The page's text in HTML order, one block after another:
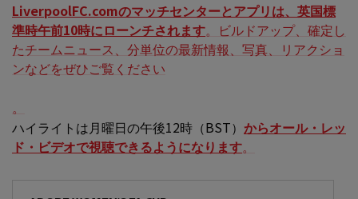
LiverpoolFC.comのマッチセンターとアプリは、英国標
準時午前10時にローンチされます。ビルドアップ、確定し
たチームニュース、分単位の最新情報、写真、リアクショ
ンなどをぜひご覧ください
。
ハイライトは月曜日の午後12時（BST） からオール・レッ
ド・ビデオで視聴できるようになります。